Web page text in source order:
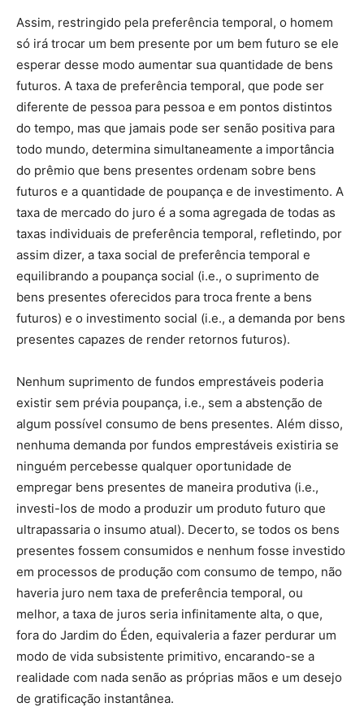
Assim, restringido pela preferência temporal, o homem
só irá trocar um bem presente por um bem futuro se ele
esperar desse modo aumentar sua quantidade de bens
futuros. A taxa de preferência temporal, que pode ser
diferente de pessoa para pessoa e em pontos distintos
do tempo, mas que jamais pode ser senão positiva para
todo mundo, determina simultaneamente a importância
do prêmio que bens presentes ordenam sobre bens
futuros e a quantidade de poupança e de investimento. A
taxa de mercado do juro é a soma agregada de todas as
taxas individuais de preferência temporal, refletindo, por
assim dizer, a taxa social de preferência temporal e
equilibrando a poupança social (i.e., o suprimento de
bens presentes oferecidos para troca frente a bens
futuros) e o investimento social (i.e., a demanda por bens
presentes capazes de render retornos futuros).
Nenhum suprimento de fundos emprestáveis poderia
existir sem prévia poupança, i.e., sem a abstenção de
algum possível consumo de bens presentes. Além disso,
nenhuma demanda por fundos emprestáveis existiria se
ninguém percebesse qualquer oportunidade de
empregar bens presentes de maneira produtiva (i.e.,
investi-los de modo a produzir um produto futuro que
ultrapassaria o insumo atual). Decerto, se todos os bens
presentes fossem consumidos e nenhum fosse investido
em processos de produção com consumo de tempo, não
haveria juro nem taxa de preferência temporal, ou
melhor, a taxa de juros seria infinitamente alta, o que,
fora do Jardim do Éden, equivaleria a fazer perdurar um
modo de vida subsistente primitivo, encarando-se a
realidade com nada senão as próprias mãos e um desejo
de gratificação instantânea.